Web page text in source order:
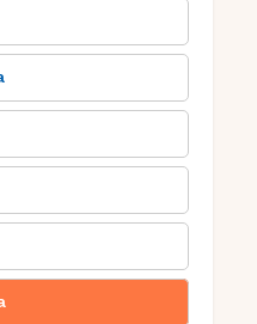
значенням. Ви
мальовниче
своїми
подорож по
буде наповнена
які залишать
серці.
на